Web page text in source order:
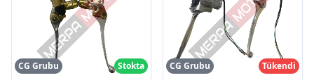
CG Grubu
Stokta
CG Grubu
Tükendi